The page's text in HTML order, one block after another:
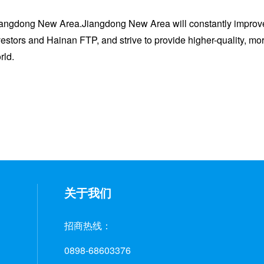
New Area.Jiangdong New Area will constantly
and Hainan FTP, and strive to provide higher-quality,
关于我们
招商热线：
0898-68603376